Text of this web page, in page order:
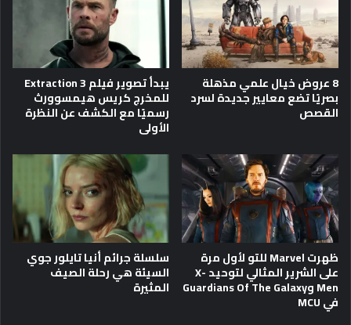
8 عروض خيال علمي مذهلة
بصريًا تضع معايير جديدة لسرد
القصص
يبدأ تصوير فيلم Extraction 3
للمخرج كريس هيمسوورث
رسميًا مع الكشف عن النظرة
الأولى
ظهرت Marvel للتو لأول مرة
على الشرير المثالي لتوحيد X-
Men وGuardians Of The Galaxy
في MCU
سلسلة جرائم أنيا تايلور جوي
السيئة هي رحلة الصيف
المثيرة